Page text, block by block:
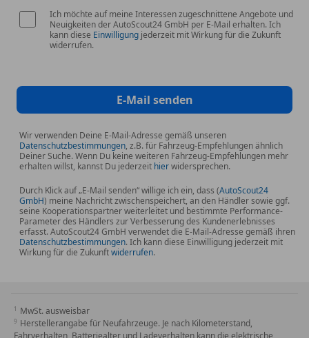
Ich möchte auf meine Interessen zugeschnittene Angebote und
Neuigkeiten der AutoScout24 GmbH per E-Mail erhalten. Ich
kann diese Einwilligung jederzeit mit Wirkung für die Zukunft
widerrufen.
E-Mail senden
Wir verwenden Deine E-Mail-Adresse gemäß unseren
Datenschutzbestimmungen, z.B. für Fahrzeug-Empfehlungen ähnlich
Deiner Suche. Wenn Du keine weiteren Fahrzeug-Empfehlungen mehr
erhalten willst, kannst Du jederzeit hierwidersprechen.
Durch Klick auf „E-Mail senden“ willige ich ein, dass (AutoScout24
GmbH) meine Nachricht zwischenspeichert, an den Händler sowie ggf.
seine Kooperationspartner weiterleitet und bestimmte Performance-
Parameter des Händlers zur Verbesserung des Kundenerlebnisses
erfasst. AutoScout24 GmbH verwendet die E-Mail-Adresse gemäß ihren
Datenschutzbestimmungen. Ich kann diese Einwilligung jederzeit mit
Wirkung für die Zukunftwiderrufen.
MwSt. ausweisbar
Herstellerangabe für Neufahrzeuge. Je nach Kilometerstand,
Fahrverhalten, Batteriealter und Ladeverhalten kann die elektrische